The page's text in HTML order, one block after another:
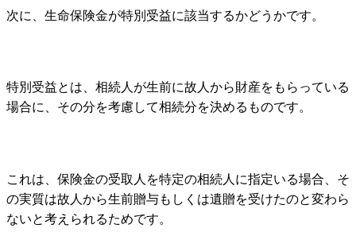
次に、生命保険金が特別受益に該当するかどうかです。
特別受益とは、相続人が生前に故人から財産をもらっている
場合に、その分を考慮して相続分を決めるものです。
これは、保険金の受取人を特定の相続人に指定いる場合、そ
の実質は故人から生前贈与もしくは遺贈を受けたのと変わら
ないと考えられるためです。